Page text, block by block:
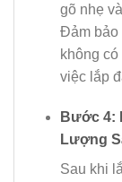
gõ nhẹ
Đảm bảo
không
việc lắp
Bước 4:
Lượng
Sau khi